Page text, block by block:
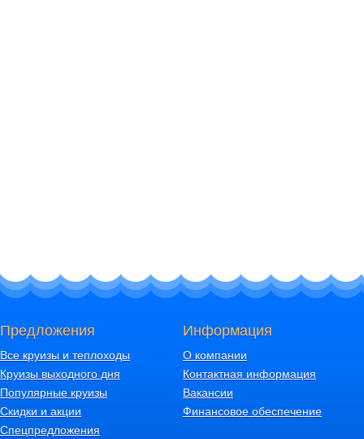
Предложения
Все круизы и теплоходы
Круизы выходного дня
Популярные круизы
Скидки и акции
Спецпредложения
Информация
О компании
Контактная информация
Вакансии
Финансовое обеспечение